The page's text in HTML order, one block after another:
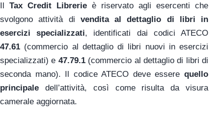
Il Tax Credit Librerie è riservato agli esercenti che
svolgono attività di vendita al dettaglio di libri in
esercizi specializzati, identificati dai codici ATECO
47.61 (commercio al dettaglio di libri nuovi in esercizi
specializzati) e 47.79.1(commercio al dettaglio di libri di
seconda mano). Il codice ATECO deve essere quello
principale dell’attività, così come risulta da visura
camerale aggiornata.